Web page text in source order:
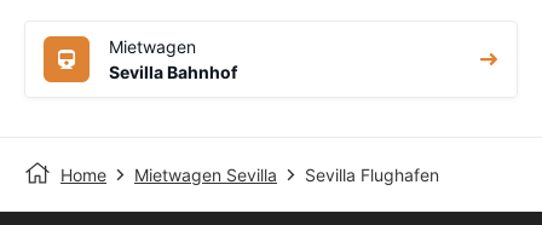
Mietwagen
Sevilla Bahnhof
Home Mietwagen Sevilla Sevilla Flughafen